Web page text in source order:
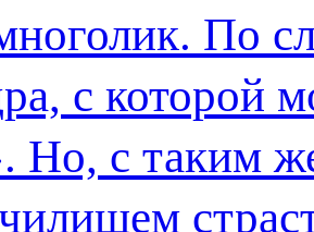
По
с которой
Но, с таким